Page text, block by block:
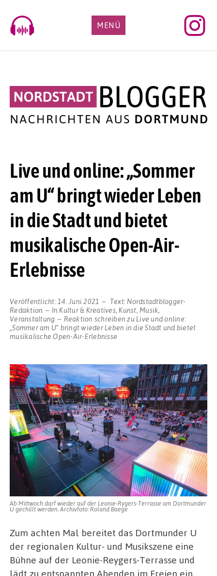
content
MENÜ
Live und online: „Sommer
am U“ bringt wieder Leben
in die Stadt und bietet
musikalische Open-Air-
Erlebnisse
Veröffentlicht: 14. Juni 2021 Text: Nordstadtblogger-
Redaktion
InKultur & Kreatives,Kunst, Musik,
Veranstaltung
Reaktion schreiben zu Live und online:
„Sommer am U“ bringt wieder Leben in die Stadt und bietet
musikalische Open-Air-Erlebnisse
Ab Mittwoch darf wieder auf der Leonie-Rygers-Terrasse am Dortmunder
U gechillt werden. Archivfoto: Roland Baege
Zum achten Mal bereitet das Dortmunder U
der regionalen Kultur- und Musikszene eine
Bühne auf der Leonie-Reygers-Terrasse und
lädt zu entspannten Abenden im Freien ein.